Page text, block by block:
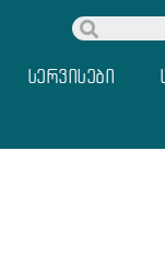
სერვისები